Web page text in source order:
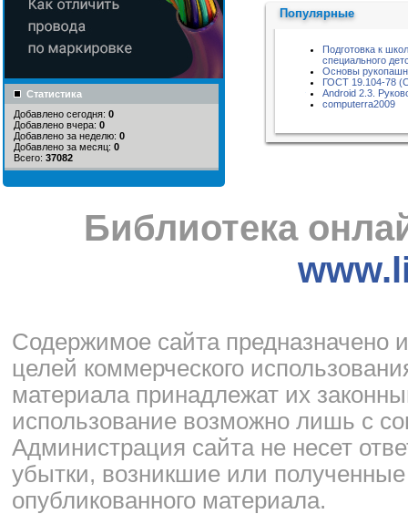
Статистика
Добавлено сегодня: 0
Добавлено вчера: 0
Добавлено за неделю: 0
Добавлено за месяц: 0
Всего: 37082
Популярные
Подготовка к
специального
Основы
ГОСТ 19.104-78
Android 2.3.
computerra2009
Библиотека
Cодержимое сайта предназначено
целей коммерческого
материала принадлежат их
использование возможно лишь с
Администрация сайта не несет
убытки, возникшие или
опубликованного материала.